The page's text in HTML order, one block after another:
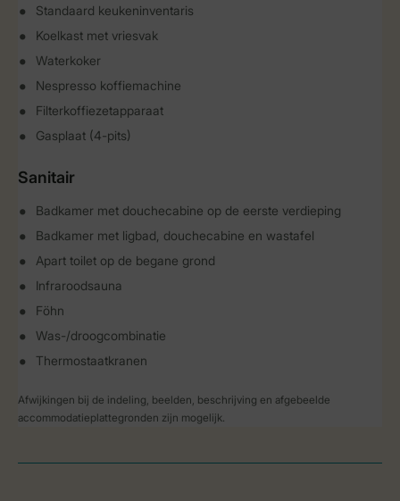
Standaard keukeninventaris
Koelkast met vriesvak
Waterkoker
Nespresso koffiemachine
Filterkoffiezetapparaat
Gasplaat (4-pits)
Sanitair
Badkamer met douchecabine op de eerste verdieping
Badkamer met ligbad, douchecabine en wastafel
Apart toilet op de begane grond
Infraroodsauna
Föhn
Was-/droogcombinatie
Thermostaatkranen
Afwijkingen bij de indeling, beelden, beschrijving en afgebeelde
accommodatieplattegronden zijn mogelijk.